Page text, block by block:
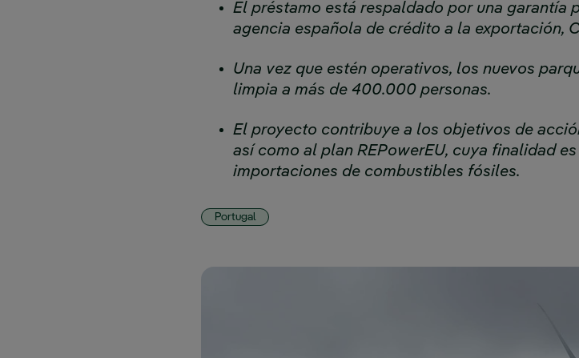
El préstamo está respaldado por una garantía
agencia española de crédito a la exportación,
Una vez que estén operativos, los nuevos
limpia a más de 400.000 personas.
El proyecto contribuye a los objetivos de
así como al plan REPowerEU, cuya finalidad
importaciones de combustibles fósiles.
Portugal